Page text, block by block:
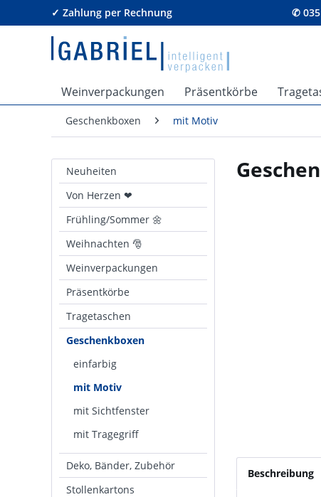
✓ Zahlung per Rechnung ✆
Weinverpackungen Präsentkörbe
Geschenkboxen mit Motiv
Neuheiten
Von Herzen ❤
Frühling/Sommer 🌼
Weihnachten 🎅
Weinverpackungen
Präsentkörbe
Tragetaschen
Geschenkboxen
einfarbig
mit Motiv
mit Sichtfenster
mit Tragegriff
Deko, Bänder, Zubehör
Stollenkartons
Beschreibung